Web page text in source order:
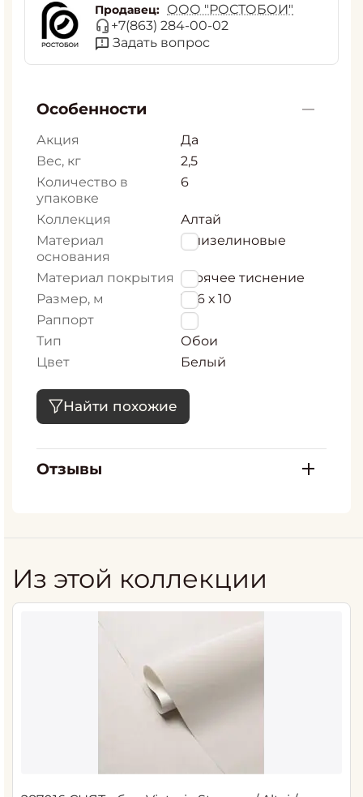
Продавец: ООО "РОСТОБОИ"
+7(863) 284-00-02
Задать вопрос
Особенности
Акция
Да
Вес, кг
2,5
Количество в
упаковке
6
Коллекция
Алтай
Материал
основания
Флизелиновые
Материал покрытия Горячее тиснение
Размер, м
1,06 х 10
Раппорт
0
Тип
Обои
Цвет
Белый
Найти похожие
Отзывы
Из этой коллекции